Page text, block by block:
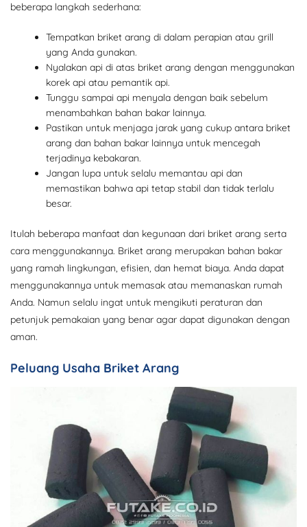
beberapa langkah sederhana:
Tempatkan briket arang di dalam perapian atau grill
yang Anda gunakan.
Nyalakan api di atas briket arang dengan menggunakan
korek api atau pemantik api.
Tunggu sampai api menyala dengan baik sebelum
menambahkan bahan bakar lainnya.
Pastikan untuk menjaga jarak yang cukup antara briket
arang dan bahan bakar lainnya untuk mencegah
terjadinya kebakaran.
Jangan lupa untuk selalu memantau api dan
memastikan bahwa api tetap stabil dan tidak terlalu
besar.
Itulah beberapa manfaat dan kegunaan dari briket arang serta
cara menggunakannya. Briket arang merupakan bahan bakar
yang ramah lingkungan, efisien, dan hemat biaya. Anda dapat
menggunakannya untuk memasak atau memanaskan rumah
Anda. Namun selalu ingat untuk mengikuti peraturan dan
petunjuk pemakaian yang benar agar dapat digunakan dengan
aman.
Peluang Usaha Briket Arang